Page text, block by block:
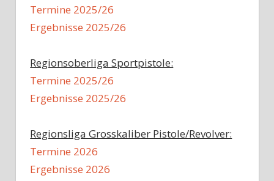
Termine 2025/26
Ergebnisse 2025/26
Regionsoberliga Sportpistole:
Termine 2025/26
Ergebnisse 2025/26
Regionsliga Grosskaliber Pistole/Revolver:
Termine 2026
Ergebnisse 2026